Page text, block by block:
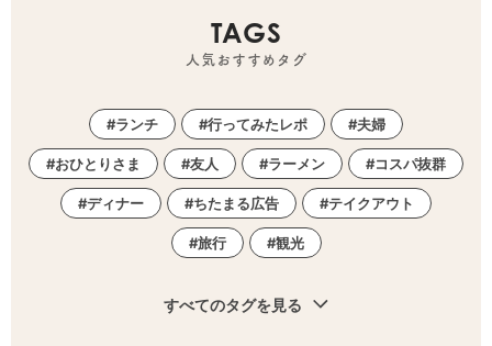
TAGS
人気おすすめタグ
ランチ 行ってみたレポ 夫婦
おひとりさま 友人 ラーメン コスパ抜群
ディナー ちたまる広告 テイクアウト
旅行 観光
すべてのタグを見る